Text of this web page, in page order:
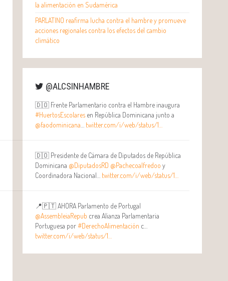
la alimentación en Sudamérica
PARLATINO reafirma lucha contra el hambre y promueve
acciones regionales contra los efectos del cambio
climático
@ALCSINHAMBRE
🇩🇴 Frente Parlamentario contra el Hambre inaugura
#HuertosEscolares en República Dominicana junto a
@faodominicana
twitter.com/i/web/status/1…
🇩🇴 Presidente de Cámara de Diputados de República
Dominicana @DiputadosRD @Pachecoalfredoo y
Coordinadora Nacional… twitter.com/i/web/status/1…
📍🇵🇹 AHORA Parlamento de Portugal
@AssembleiaRepub crea Alianza Parlamentaria
Portuguesa por#DerechoAlimentación c…
twitter.com/i/web/status/1…